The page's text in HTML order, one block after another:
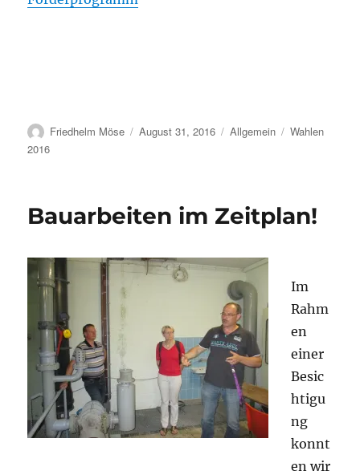
Autor
Friedhelm Möse
Veröffentlicht
August 31, 2016 Kategorien
Allgemein Schlagwörter
Wahlen
2016
Bauarbeiten im Zeitplan!
Im
Rahm
en
einer
Besic
htigu
ng
konnt
en wir